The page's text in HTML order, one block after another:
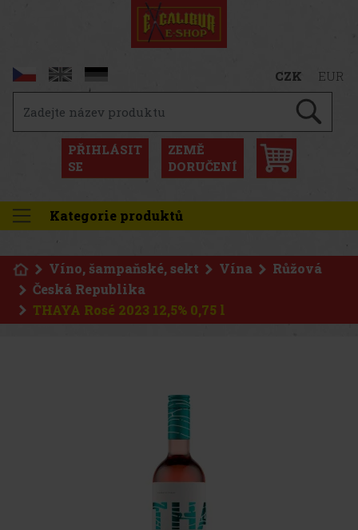
CZK EUR
PŘIHLÁSIT
SE
ZEMĚ
DORUČENÍ
Kategorie produktů
Víno, šampaňské, sekt Vína
Růžová
Česká Republika
THAYA Rosé 2023 12,5% 0,75 l